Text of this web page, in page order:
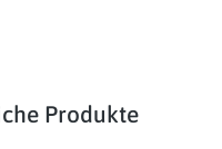
überspringen
Produkte